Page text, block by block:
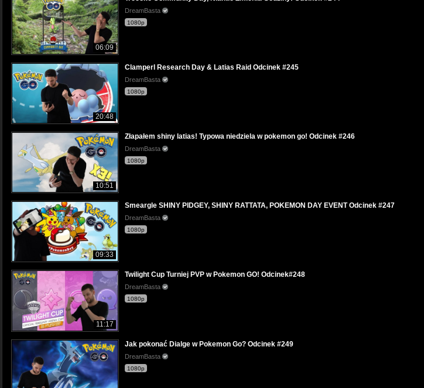
06:09
DreamBasta
1080p
20:48
Clamperl Research Day & Latias Raid Odcinek #245
DreamBasta
1080p
10:51
Złapałem shiny latias! Typowa niedziela w pokemon go! Odcinek #246
DreamBasta
1080p
09:33
Smeargle SHINY PIDGEY, SHINY RATTATA, POKEMON DAY EVENT Odcinek #247
DreamBasta
1080p
11:17
Twilight Cup Turniej PVP w Pokemon GO! Odcinek#248
DreamBasta
1080p
Jak pokonać Dialge w Pokemon Go? Odcinek #249
DreamBasta
1080p